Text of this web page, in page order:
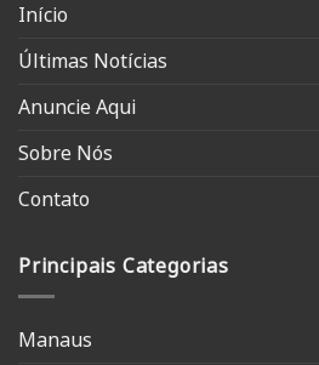
Início
Últimas Notícias
Anuncie Aqui
Sobre Nós
Contato
Principais Categorias
Manaus